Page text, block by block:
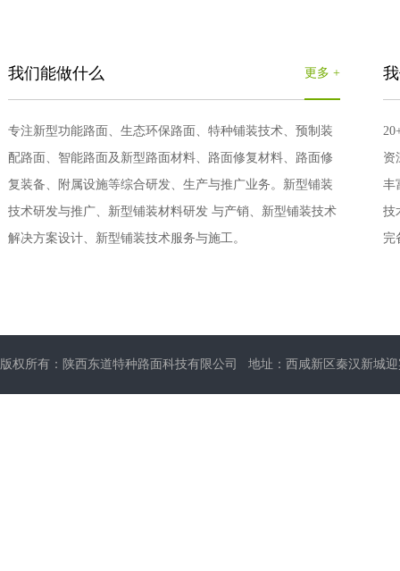
更多 +
我们能做什么
专注新型功能路面、生态环保路面、特种铺装技术、预制装
配路面、智能路面及新型路面材料、路面修复材料、路面修
复装备、附属设施等综合研发、生产与推广业务。新型铺装
技术研发与推广、新型铺装材料研发 与产销、新型铺装技术
解决方案设计、新型铺装技术服务与施工。
资
丰
技
完
版权所有：陕西东道特种路面科技有限公司 地址：西咸新区秦汉新城